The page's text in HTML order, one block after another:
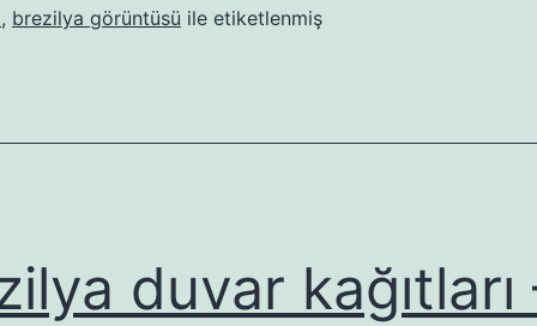
, brezilya görüntüsü ile etiketlenmiş
duvar kağıtları